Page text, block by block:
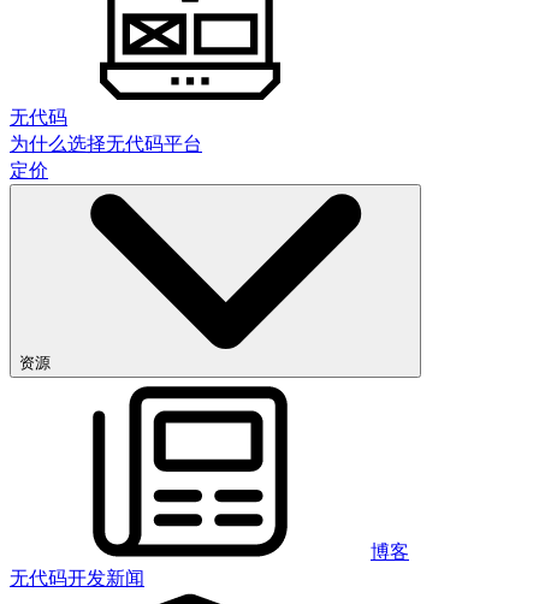
无代码
为什么选择无代码平台
定价
资源
博客
无代码开发新闻